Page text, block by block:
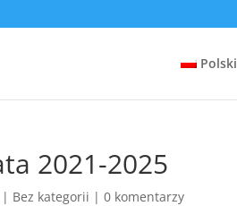
Polski
2021-2025
| Bez kategorii |0 komentarzy